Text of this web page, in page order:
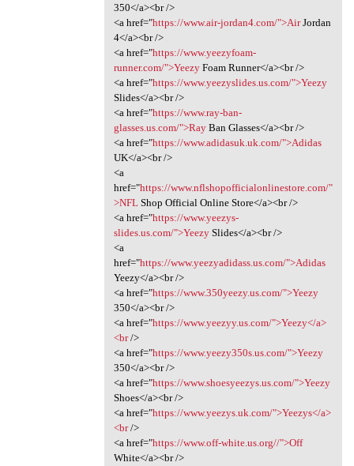
350</a><br />
<a href="https://www.air-jordan4.com/">AirJordan
4</a><br />
<a href="https://www.yeezyfoam-
runner.com/">YeezyFoam Runner</a><br />
<a href="https://www.yeezyslides.us.com/">Yeezy
Slides</a><br />
<a href="https://www.ray-ban-
glasses.us.com/">RayBan Glasses</a><br />
<a href="https://www.adidasuk.uk.com/">Adidas
UK</a><br />
<a
href="https://www.nflshopofficialonlinestore.com/"
>NFLShop Official Online Store</a><br />
<a href="https://www.yeezys-
slides.us.com/">YeezySlides</a><br />
<a
href="https://www.yeezyadidass.us.com/">Adidas
Yeezy</a><br />
<a href="https://www.350yeezy.us.com/">Yeezy
350</a><br />
<a href="https://www.yeezyy.us.com/">Yeezy</a>
<br/>
<a href="https://www.yeezy350s.us.com/">Yeezy
350</a><br />
<a href="https://www.shoesyeezys.us.com/">Yeezy
Shoes</a><br />
<a href="https://www.yeezys.uk.com/">Yeezys</a>
<br/>
<a href="https://www.off-white.us.org//">Off
White</a><br />